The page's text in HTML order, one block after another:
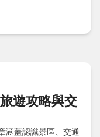
遊攻略與交
涵蓋認識景區、交通